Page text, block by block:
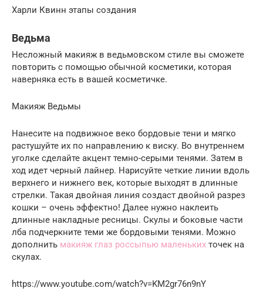
Харли Квинн этапы создания
Ведьма
Несложный макияж в ведьмовском стиле вы сможете
повторить с помощью обычной косметики, которая
наверняка есть в вашей косметичке.
Макияж Ведьмы
Нанесите на подвижное веко бордовые тени и мягко
растушуйте их по направлению к виску. Во внутреннем
уголке сделайте акцент темно-серыми тенями. Затем в
ход идет черный лайнер. Нарисуйте четкие линии вдоль
верхнего и нижнего век, которые выходят в длинные
стрелки. Такая двойная линия создаст двойной разрез
кошки – очень эффектно! Далее нужно наклеить
длинные накладные ресницы. Скулы и боковые части
лба подчеркните теми же бордовыми тенями. Можно
дополнить макияж глаз россыпью маленьких точек на
скулах.
https://www.youtube.com/watch?v=KM2gr76n9nY